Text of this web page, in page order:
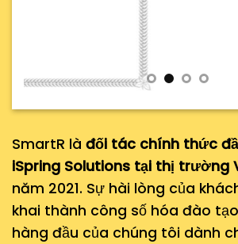
SmartR là đối tác chính thức
iSpring Solutions tại thị trường
năm 2021. Sự hài lòng của
khai thành công số hóa đào
hàng đầu của chúng tôi dành